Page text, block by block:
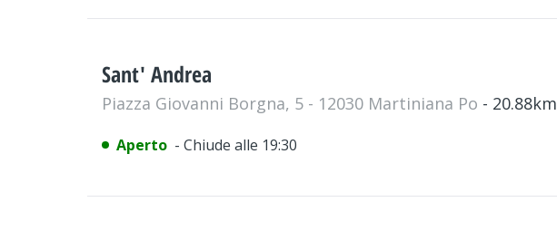
Sant' Andrea
Piazza Giovanni Borgna, 5 - 12030 Martiniana Po - 20.88km
Aperto - Chiude alle 19:30